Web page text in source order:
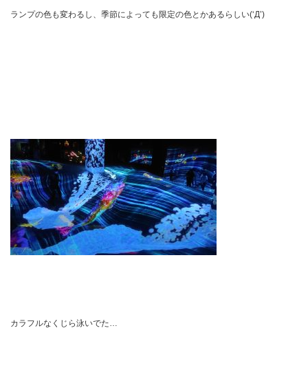
ランプの色も変わるし、季節によっても限定の色とかあるらしい(‘Д’)
カラフルなくじら泳いでた…